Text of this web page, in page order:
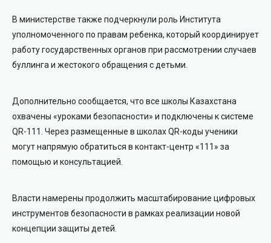
В министерстве также подчеркнули роль Института
уполномоченного по правам ребенка, который координирует
работу государственных органов при рассмотрении случаев
буллинга и жестокого обращения с детьми.
Дополнительно сообщается, что все школы Казахстана
охвачены «уроками безопасности» и подключены к системе
QR-111. Через размещенные в школах QR-коды ученики
могут напрямую обратиться в контакт-центр «111» за
помощью и консультацией.
Власти намерены продолжить масштабирование цифровых
инструментов безопасности в рамках реализации новой
концепции защиты детей.